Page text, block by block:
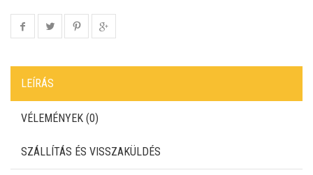
LEÍRÁS
VÉLEMÉNYEK (0)
SZÁLLÍTÁS ÉS VISSZAKÜLDÉS